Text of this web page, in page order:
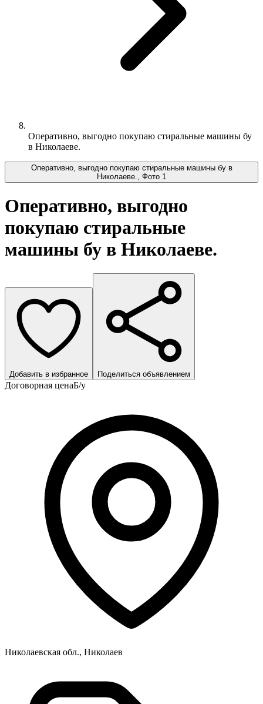
Оперативно, выгодно покупаю стиральные машины бу
в Николаеве.
Оперативно, выгодно покупаю стиральные машины бу в
Николаеве., Фото 1
Оперативно, выгодно
покупаю стиральные
машины бу в Николаеве.
Добавить в избранное Поделиться объявлением
Договорная ценаБ/у
Николаевская обл., Николаев